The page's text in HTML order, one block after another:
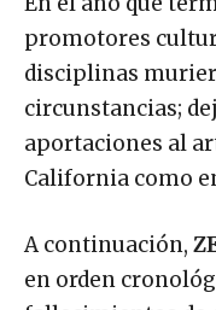
En el año que
promotores
disciplinas
circunstancias;
aportaciones al
California como
A continuación,
en orden